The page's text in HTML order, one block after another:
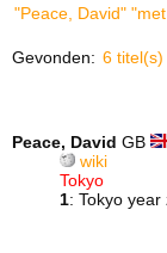
"Peace, David"
Gevonden: 6 titel(s)
Peace, David GB
wiki
Tokyo
1: Tokyo year